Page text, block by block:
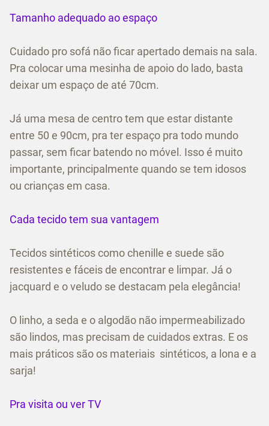
Tamanho adequado ao espaço
Cuidado pro sofá não ficar apertado demais na sala.
Pra colocar uma mesinha de apoio do lado, basta
deixar um espaço de até 70cm.
Já uma mesa de centro tem que estar distante
entre 50 e 90cm, pra ter espaço pra todo mundo
passar, sem ficar batendo no móvel. Isso é muito
importante, principalmente quando se tem idosos
ou crianças em casa.
Cada tecido tem sua vantagem
Tecidos sintéticos como chenille e suede são
resistentes e fáceis de encontrar e limpar. Já o
jacquard e o veludo se destacam pela elegância!
O linho, a seda e o algodão não impermeabilizado
são lindos, mas precisam de cuidados extras. E os
mais práticos são os materiais sintéticos, a lona e a
sarja!
Pra visita ou ver TV